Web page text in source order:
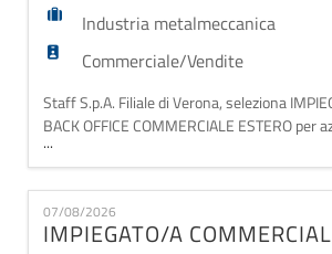
IT
DE
ES
Industria metalmeccanica
Commerciale/Vendite
Staff S.p.A. Filiale di Verona, seleziona
BACK OFFICE COMMERCIALE ESTERO per
cliente in settore metalmeccanico a Verona,
Borgo Roma. Ccnl Metalmeccanica PMI
4-5 in base alle competenze, RAL 27-30K.
FULL TIME, dal lunedì al venerdì 8.00-12.00/
17.00. Assunzione diretta in azienda e/o
...
07/08/2026
IMPIEGATO/A